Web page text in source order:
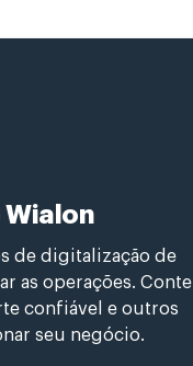
Wialon
de digitalização de
as operações. Conte
confiável e outros
seu negócio.